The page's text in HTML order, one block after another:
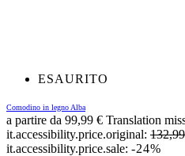
ESAURITO
Comodino in legno Alba
a partire da 99,99 € Translation
it.accessibility.price.original:
it.accessibility.price.sale: -24%